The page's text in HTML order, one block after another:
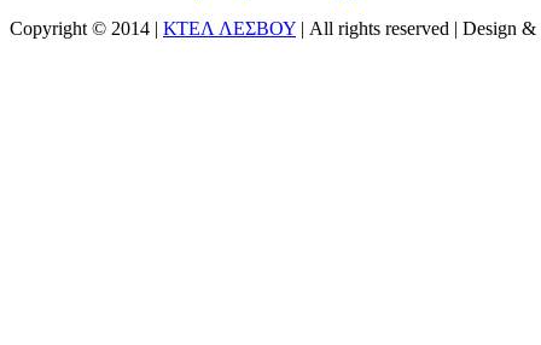
Copyright © 2014 | ΚΤΕΛ ΛΕΣΒΟΥ | All rights reserved | Design &